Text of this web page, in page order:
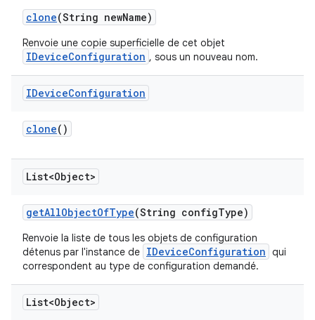
clone(String newName)
Renvoie une copie superficielle de cet objet
IDeviceConfiguration , sous un nouveau nom.
IDeviceConfiguration
clone()
List<Object>
getAllObjectOfType(String configType)
Renvoie la liste de tous les objets de configuration
détenus par l'instance de IDeviceConfiguration qui
correspondent au type de configuration demandé.
List<Object>